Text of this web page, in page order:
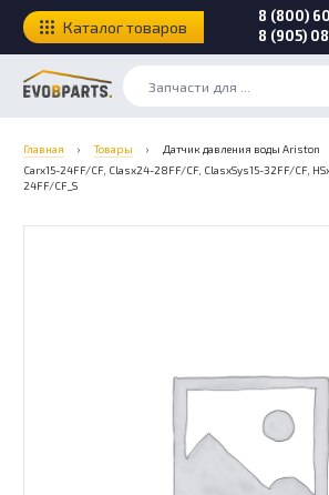
8 (800)
8 (905)
Каталог товаров
Главная › Товары ›
Датчик давления воды Ariston
Carx15-24FF/CF, Clasx24-28FF/CF, ClasxSys15-32FF/CF,
24FF/CF_S